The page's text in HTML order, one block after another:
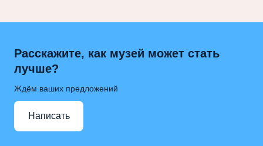
Расскажите, как музей может стать
лучше?
Ждём ваших предложений
Написать